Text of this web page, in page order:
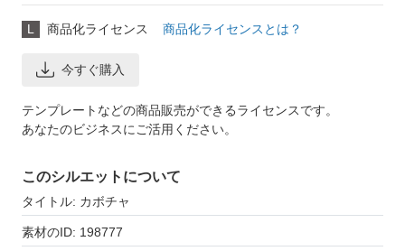
L 商品化ライセンス 商品化ライセンスとは？
今すぐ購入
テンプレートなどの商品販売ができるライセンスです。
あなたのビジネスにご活用ください。
このシルエットについて
タイトル: カボチャ
素材のID: 198777